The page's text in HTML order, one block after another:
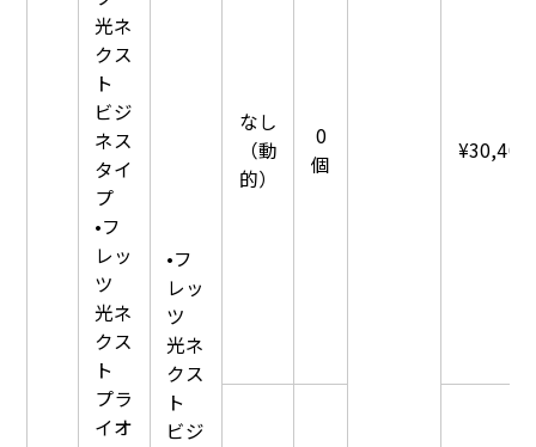
光ネ
クス
ト
ビジ
ネス
タイ
プ
•フ
レッ
ツ
光ネ
クス
ト
プラ
イオ
•フ
レッ
ツ
光ネ
クス
ト
ビジ
なし
（動
的）
0
個
¥30,400